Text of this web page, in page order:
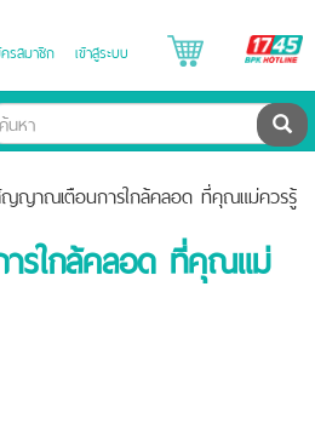
รสมาชิก เข้าสู่ระบบ
ค้น
ญาณเตือนการใกล้คลอด ที่คุณแม่ควรรู้
รใกล้คลอด ที่คุณแม่